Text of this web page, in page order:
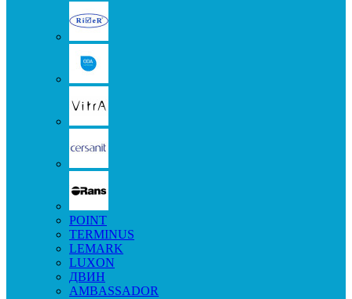
POINT
TERMINUS
LEMARK
LUXON
ДВИН
AMBASSADOR